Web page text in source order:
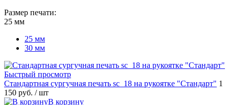
Размер печати:
25 мм
25 мм
30 мм
Быстрый просмотр
Стандартная сургучная печать sc_18 на рукоятке "Стандарт" 1
150 руб. / шт
В корзину